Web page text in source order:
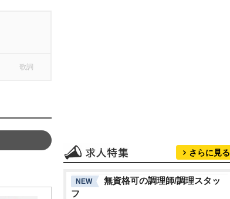
歌詞
さらに見る
NEW
無資格可の調理師/調理スタッ
フ